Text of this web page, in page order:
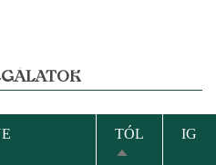
TÓL
CSÖKKENŐ
IG